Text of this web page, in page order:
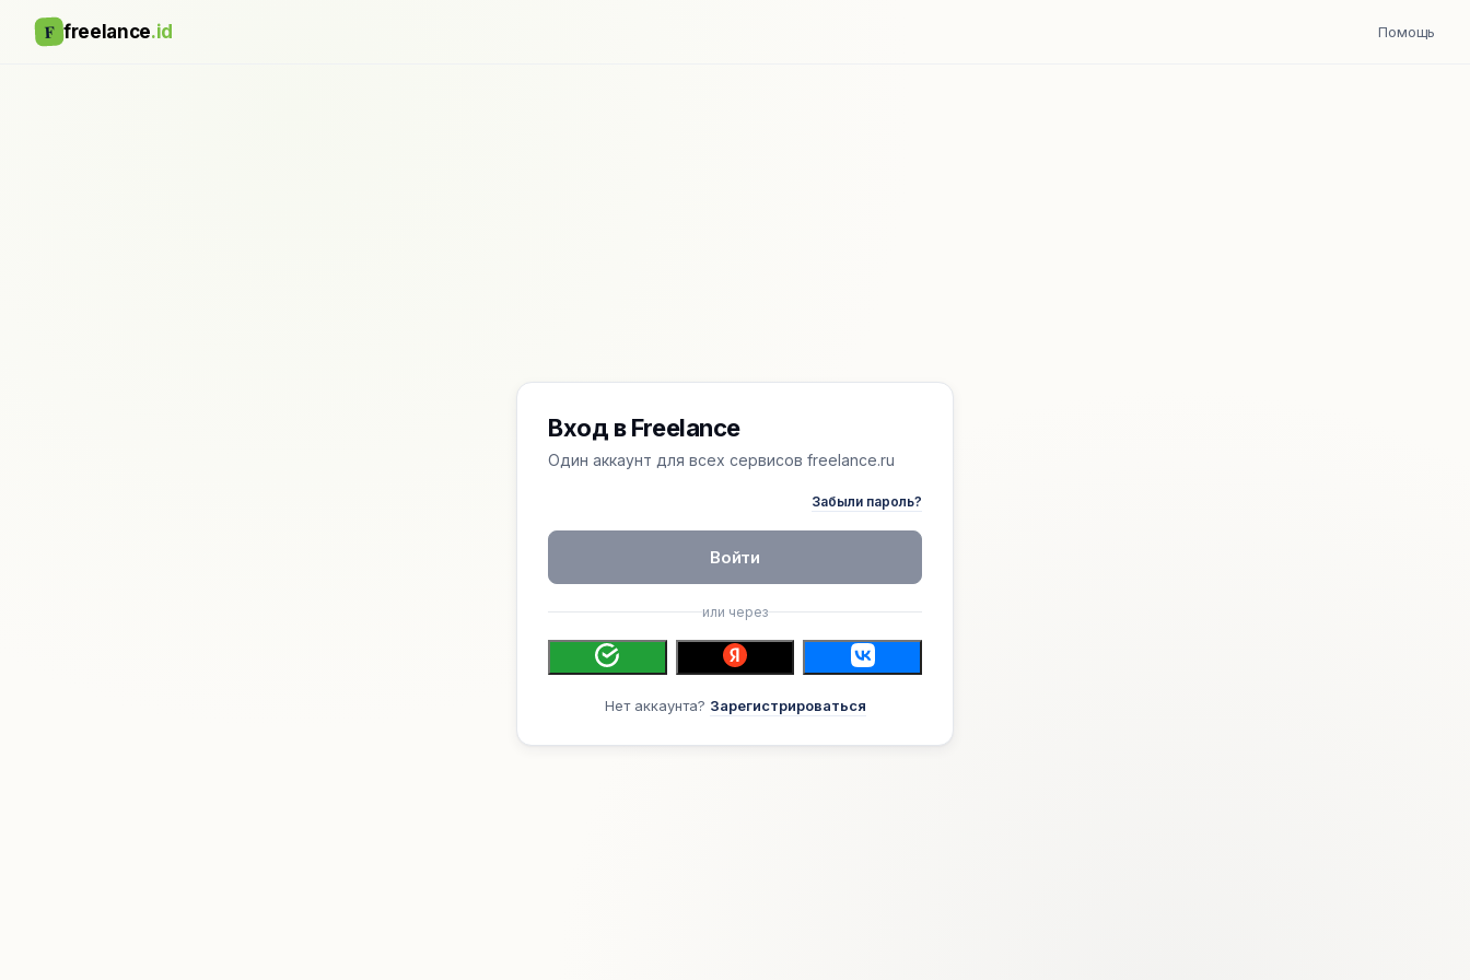
F freelance.id Помощь
Вход в Freelance
Один аккаунт для всех сервисов freelance.ru
Забыли пароль?
Войти
или через
Нет аккаунта? Зарегистрироваться